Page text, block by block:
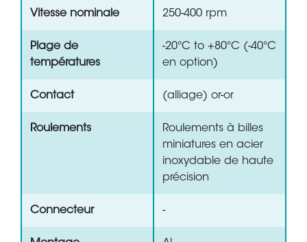
Vitesse nominale 250-400 rpm
Plage de
températures
-20°C to +80°C (-40°C
en option)
Contact (alliage) or-or
Roulements
Roulements à billes
miniatures en acier
inoxydable de haute
précision
Connecteur -